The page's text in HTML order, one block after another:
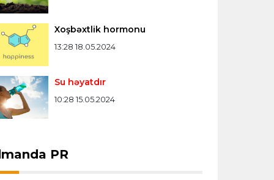
Xoşbəxtlik hormonu
13:28 18.05.2024
Su həyatdır
10:28 15.05.2024
PR